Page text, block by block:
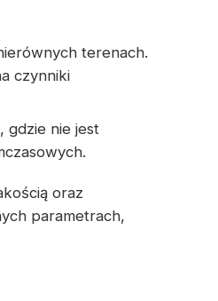
terenach.
czynniki
gdzie nie jest
oraz
parametrach,